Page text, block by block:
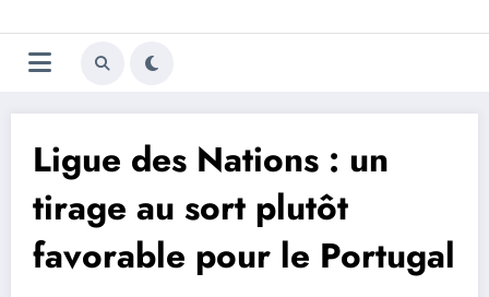
au
contenu
Trivela
L'actualité du football
Ligue des Nations : un
tirage au sort plutôt
favorable pour le Portugal